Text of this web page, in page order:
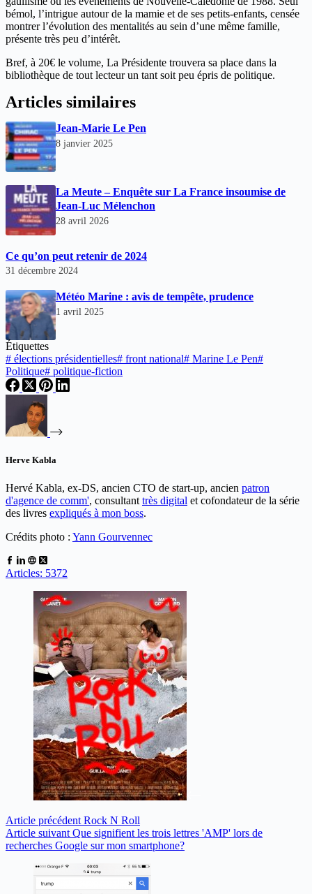
bémol, l’intrigue autour de la mamie et de ses petits-enfants, censée
montrer l’évolution des mentalités au sein d’une même famille,
présente très peu d’intérêt.
Bref, à 20€ le volume, La Présidente trouvera sa place dans la
bibliothèque de tout lecteur un tant soit peu épris de politique.
Articles similaires
Jean-Marie Le Pen
8 janvier 2025
La Meute – Enquête sur La France insoumise de
Jean-Luc Mélenchon
28 avril 2026
Ce qu’on peut retenir de 2024
31 décembre 2024
Météo Marine : avis de tempête, prudence
1 avril 2025
Étiquettes
# élections présidentielles# front national# Marine Le Pen#
Politique# politique-fiction
Herve Kabla
Hervé Kabla, ex-DS, ancien CTO de start-up, ancien patron
d'agence de comm', consultant très digital et cofondateur de la série
des livres expliqués à mon boss.
Crédits photo : Yann Gourvennec
Articles: 5372
Article précédent Rock N Roll
Article suivant Que signifient les trois lettres 'AMP' lors de
recherches Google sur mon smartphone?